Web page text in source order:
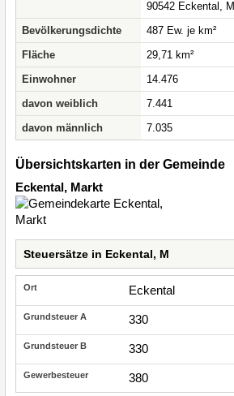
90542 Eckental, M
Bevölkerungsdichte
487 Ew. je km²
Fläche
29,71 km²
Einwohner
14.476
davon weiblich
7.441
davon männlich
7.035
Übersichtskarten in der Gemeinde
Eckental, Markt
Steuersätze in Eckental, M
Eckental
330
330
380